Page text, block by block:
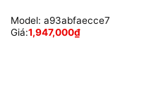
Model: a93abfaecce7
Giá:1,947,000₫